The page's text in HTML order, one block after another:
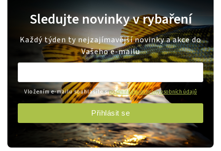
Sledujte novinky v rybaření
Každý týden ty nejzajímavější novinky a akce do
Vašeho e-mailu
Vložením e-mailu souhlasíte spodmínkami ochrany osobních údajů
Přihlásit se